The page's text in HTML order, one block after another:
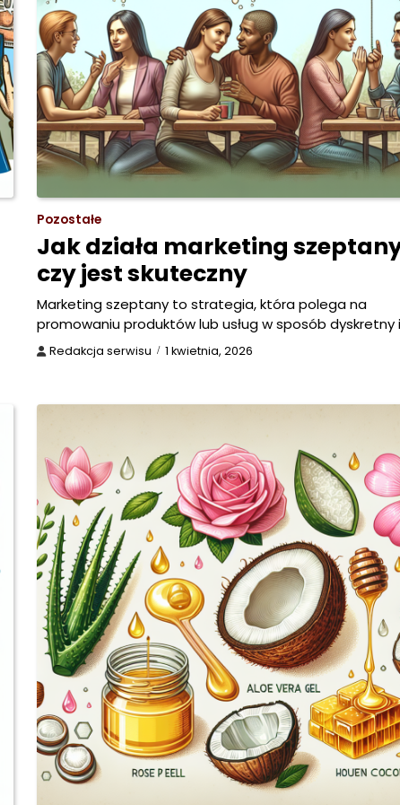
Pozostałe
Jak działa marketing
czy jest skuteczny
Marketing szeptany to strategia, która polega na
promowaniu produktów lub usług w sposób dyskretny
Redakcja serwisu 1 kwietnia, 2026